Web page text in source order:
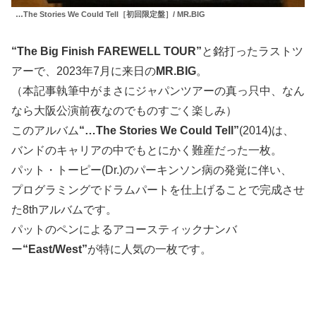
…The Stories We Could Tell［初回限定盤］/ MR.BIG
“The Big Finish FAREWELL TOUR”と銘打ったラストツ
アーで、2023年7月に来日のMR.BIG。
（本記事執筆中がまさにジャパンツアーの真っ只中、なん
なら大阪公演前夜なのでものすごく楽しみ）
このアルバム“…The Stories We Could Tell”(2014)は、
バンドのキャリアの中でもとにかく難産だった一枚。
パット・トーピー(Dr.)のパーキンソン病の発覚に伴い、
プログラミングでドラムパートを仕上げることで完成させ
た8thアルバムです。
パットのペンによるアコースティックナンバ
ー“East/West”が特に人気の一枚です。